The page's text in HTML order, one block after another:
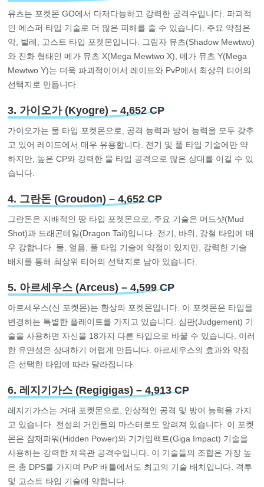
뮤츠는 포켓몬 GO에서 다재다능하고 강력한 공격수입니다. 파괴적
인 에스퍼 타입 기술로 더 많은 피해를 줄 수 있습니다. 주요 약점은
악, 벌레, 고스트 타입 포켓몬입니다. 그림자 뮤츠(Shadow Mewtwo)
와 진화 형태인 메가 뮤츠 X(Mega Mewtwo X), 메가 뮤츠 Y(Mega
Mewtwo Y)는 더욱 파괴적이어서 레이드와 PvP에서 최상위 티어의
선택지로 만듭니다.
3. 가이오가 (Kyogre) – 4,652 CP
가이오가는 물 타입 포켓몬으로, 공격 능력과 방어 능력을 모두 갖추
고 있어 레이드에서 매우 유용합니다. 전기 및 풀 타입 기술에만 약
하지만, 높은 CP와 강력한 물 타입 공격으로 많은 상대를 이길 수 있
습니다.
4. 그란돈 (Groudon) – 4,652 CP
그란돈은 지배적인 땅 타입 포켓몬으로, 주요 기술은 머드샷(Mud
Shot)과 드래곤테일(Dragon Tail)입니다. 전기, 바위, 강철 타입에 매
우 강합니다. 물, 얼음, 풀 타입 기술에 약점이 있지만, 강력한 기술
배치를 통해 최상위 티어의 선택지로 남아 있습니다.
5. 아르세우스 (Arceus) – 4,599 CP
아르세우스(신 포켓몬)는 환상의 포켓몬입니다. 이 포켓몬은 타입을
변경하는 특별한 플레이트를 가지고 있습니다. 심판(Judgement) 기
술을 사용하면 자신을 18가지 다른 타입으로 바꿀 수 있습니다. 이러
한 유연성은 상대하기 어렵게 만듭니다. 아르세우스의 효과와 약점
은 선택한 타입에 따라 달라집니다.
6. 레지기가스 (Regigigas) – 4,913 CP
레지기가스는 거대 포켓몬으로, 인상적인 공격 및 방어 능력을 가지
고 있습니다. 전설의 거인들의 마스터로도 알려져 있습니다. 이 포켓
몬은 잠재파워(Hidden Power)와 기가임팩트(Giga Impact) 기술을
사용하는 강력한 체육관 공격수입니다. 이 기술들의 조합은 가장 높
은 총 DPS를 가지며 PvP 배틀에서도 최고의 기술 배치입니다. 격투
및 고스트 타입 기술에 약합니다.